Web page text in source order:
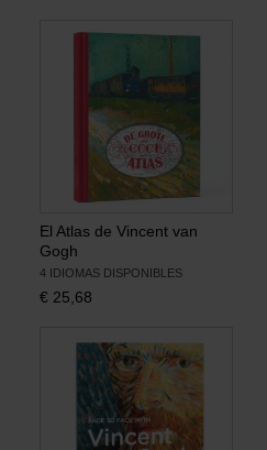
El Atlas de Vincent van
Gogh
4 IDIOMAS DISPONIBLES
€ 25,68